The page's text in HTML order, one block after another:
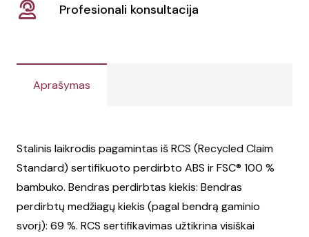
Profesionali konsultacija
Aprašymas
Stalinis laikrodis pagamintas iš RCS (Recycled Claim
Standard) sertifikuoto perdirbto ABS ir FSC® 100 %
bambuko. Bendras perdirbtas kiekis: Bendras
perdirbtų medžiagų kiekis (pagal bendrą gaminio
svorį): 69 %. RCS sertifikavimas užtikrina visiškai